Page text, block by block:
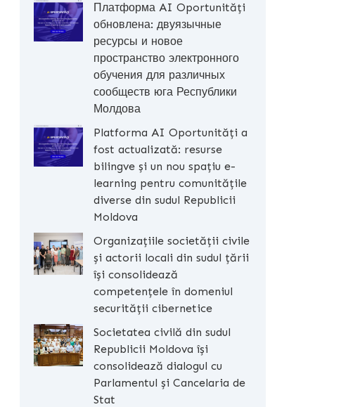
Платформа AI Oportunități
обновлена: двуязычные
ресурсы и новое
пространство электронного
обучения для различных
сообществ юга Республики
Молдова
Platforma AI Oportunități a
fost actualizată: resurse
bilingve și un nou spațiu e-
learning pentru comunitățile
diverse din sudul Republicii
Moldova
Organizațiile societății civile
și actorii locali din sudul țării
își consolidează
competențele în domeniul
securității cibernetice
Societatea civilă din sudul
Republicii Moldova își
consolidează dialogul cu
Parlamentul și Cancelaria de
Stat